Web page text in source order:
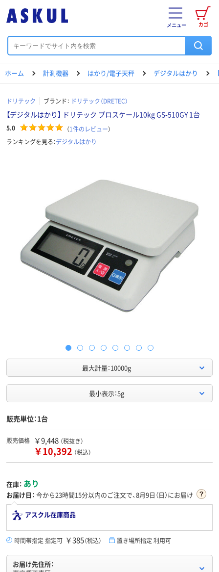
カゴ
メニュー
ホーム 計測機器 はかり/電子天秤 デジタルはかり
ドリテック ブランド： ドリテック（DRETEC）
【デジタルはかり】 ドリテック プロスケール10kg GS-510GY 1台
5.0 （1件のレビュー）
ランキングを見る：デジタルはかり
最大計量：10000g
最小表示：5g
販売単位：1台
販売価格 ￥9,448 （税抜き）
￥10,392 （税込）
在庫： あり
お届け日： 今から23時間15分以内のご注文で、8月9日（日）にお届け
アスクル在庫商品
時間帯指定 指定可 ￥385（税込） 置き場所指定 利用可
お届け先住所：